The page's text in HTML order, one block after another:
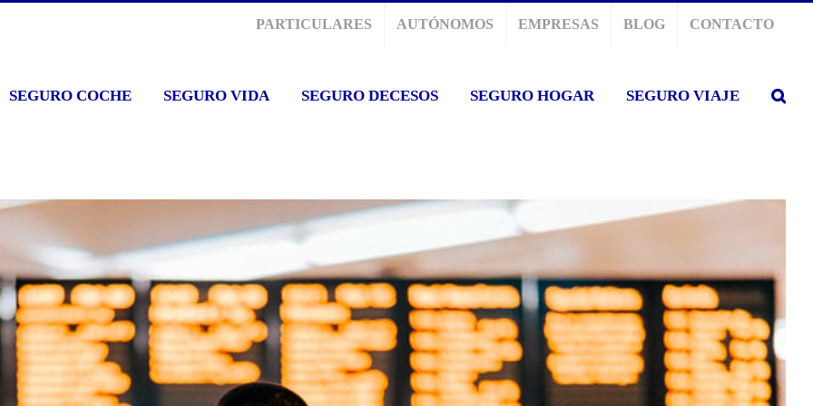
PARTICULARES AUTÓNOMOS EMPRESAS BLOG CONTACTO
SEGURO COCHE SEGURO VIDA SEGURO DECESOS SEGURO HOGAR SEGURO VIAJE